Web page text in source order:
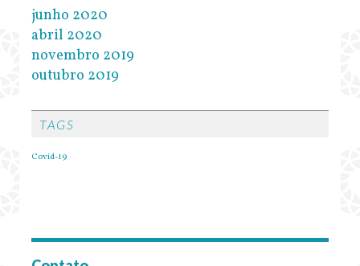
junho 2020
abril 2020
novembro 2019
outubro 2019
TAGS
Covid-19